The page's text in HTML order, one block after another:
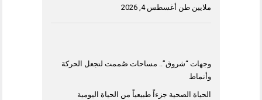
ملايين طن أغسطس 4, 2026
وجهات “شروق”.. مساحات صُممت لتجعل الحركة
وأنماط
الحياة الصحية جزءاً طبيعياً من الحياة اليومية